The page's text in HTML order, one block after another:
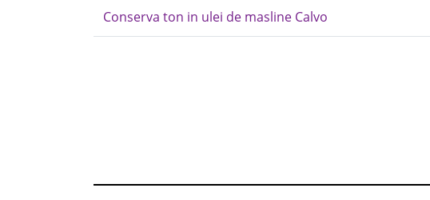
Conserva ton in ulei de masline Calvo